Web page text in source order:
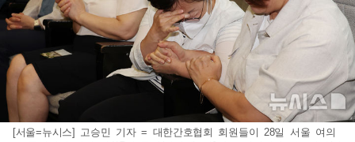
[서울=뉴시스] 고승민 기자 = 대한간호협회 회원들이 28일 서울 여의